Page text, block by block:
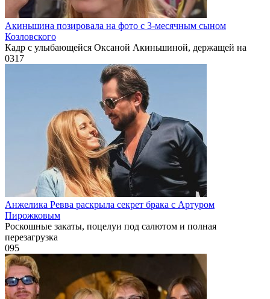
Акиньшина позировала на фото с 3-месячным сыном
Козловского
Кадр с улыбающейся Оксаной Акиньшиной, держащей на
0317
Анжелика Ревва раскрыла секрет брака с Артуром
Пирожковым
Роскошные закаты, поцелуи под салютом и полная
перезагрузка
095